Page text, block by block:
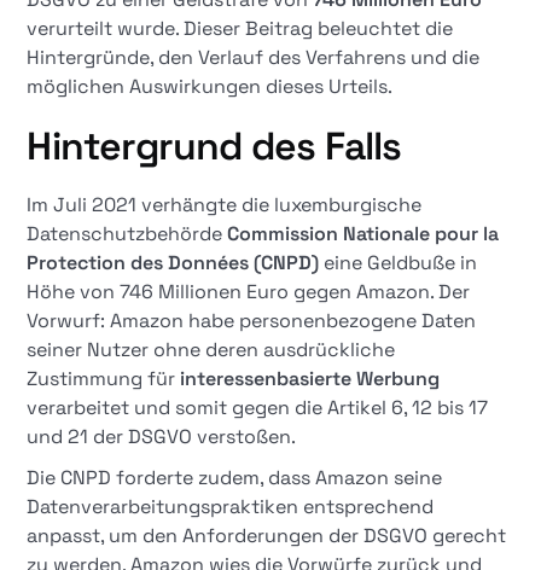
verurteilt wurde. Dieser Beitrag beleuchtet die
Hintergründe, den Verlauf des Verfahrens und die
möglichen Auswirkungen dieses Urteils.​
Hintergrund des Falls
Im Juli 2021 verhängte die luxemburgische
DatenschutzbehördeCommission Nationale pour la
Protection des Données (CNPD) eine Geldbuße in
Höhe von 746 Millionen Euro gegen Amazon. Der
Vorwurf: Amazon habe personenbezogene Daten
seiner Nutzer ohne deren ausdrückliche
Zustimmung für interessenbasierte Werbung
verarbeitet und somit gegen die Artikel 6, 12 bis 17
und 21 der DSGVO verstoßen. ​
Die CNPD forderte zudem, dass Amazon seine
Datenverarbeitungspraktiken entsprechend
anpasst, um den Anforderungen der DSGVO gerecht
zu werden. Amazon wies die Vorwürfe zurück und